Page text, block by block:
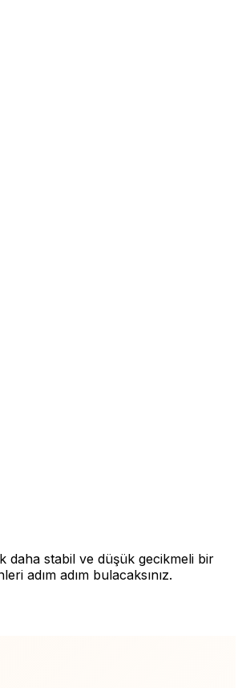
daha stabil ve düşük gecikmeli bir
adım adım bulacaksınız.